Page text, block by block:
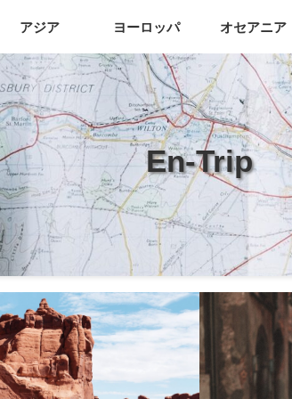
En-Trip
アジア ヨーロッパ オセアニア